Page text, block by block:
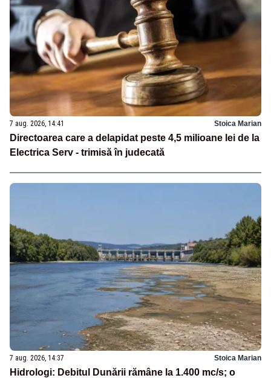
7 aug. 2026, 14:41 Stoica Marian
Directoarea care a delapidat peste 4,5 milioane lei de la
Electrica Serv - trimisă în judecată
7 aug. 2026, 14:37 Stoica Marian
Hidrologi: Debitul Dunării rămâne la 1.400 mc/s; o